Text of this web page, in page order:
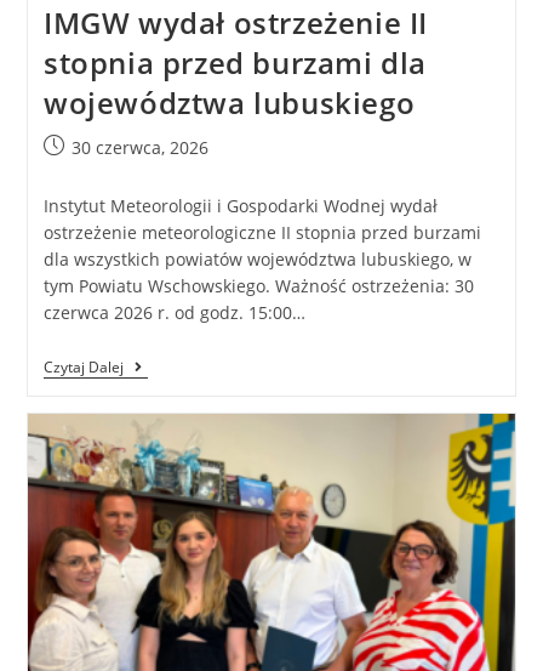
IMGW wydał ostrzeżenie II
stopnia przed burzami dla
województwa lubuskiego
30 czerwca, 2026
Instytut Meteorologii i Gospodarki Wodnej wydał
ostrzeżenie meteorologiczne II stopnia przed burzami
dla wszystkich powiatów województwa lubuskiego, w
tym Powiatu Wschowskiego. Ważność ostrzeżenia: 30
czerwca 2026 r. od godz. 15:00…
Czytaj Dalej